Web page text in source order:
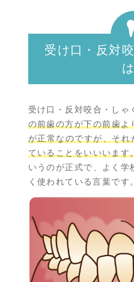
受け口・反対
受け口・反対咬合・しゃ
の前歯の方が下の前歯
が正常なのですが、そ
ていることをいいいます。
いうのが正式で、よく学
く使われている言葉です。